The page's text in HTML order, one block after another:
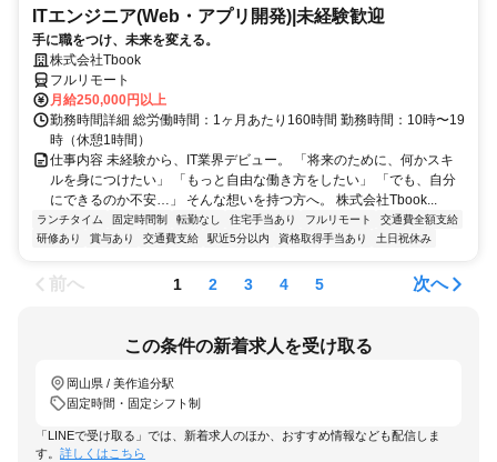
ITエンジニア(Web・アプリ開発)|未経験歓迎
手に職をつけ、未来を変える。
株式会社Tbook
フルリモート
月給250,000円以上
勤務時間詳細 総労働時間：1ヶ月あたり160時間 勤務時間：10時〜19
時（休憩1時間）
仕事内容 未経験から、IT業界デビュー。 「将来のために、何かスキ
ルを身につけたい」 「もっと自由な働き方をしたい」 「でも、自分
にできるのか不安…」 そんな想いを持つ方へ。 株式会社Tbook...
ランチタイム 固定時間制 転勤なし 住宅手当あり フルリモート
交通費全額支給
研修あり
賞与あり 交通費支給 駅近5分以内 資格取得手当あり 土日祝休み
前へ 1 2 3 4 5 次へ
この条件の新着求人を受け取る
岡山県 / 美作追分駅
固定時間・固定シフト制
「LINEで受け取る」では、新着求人のほか、おすすめ情報なども配信しま
す。 詳しくはこちら